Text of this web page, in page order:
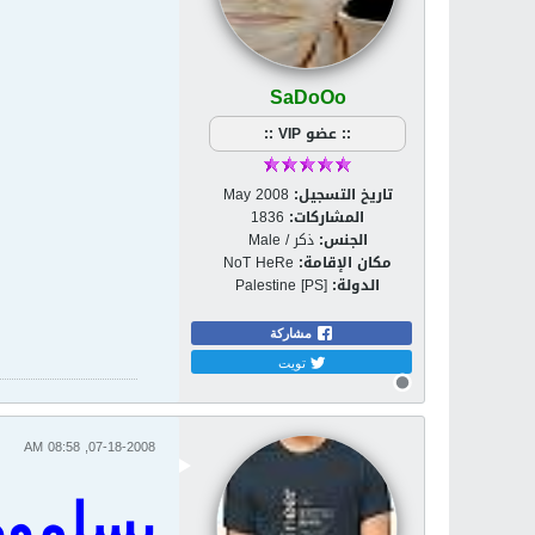
SaDoOo
:: عضو VIP ::
تاريخ التسجيل: May 2008
المشاركات: 1836
الجنس: ذكر / Male
مكان الإقامة: NoT HeRe
الدولة: Palestine [PS]
مشاركة
تويت
07-18-2008, 08:58 AM